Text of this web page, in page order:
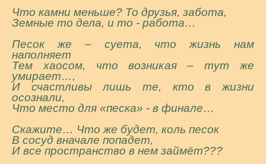
Что камни меньше? То друзья, забота,
Земные то дела, и то - работа…
Песок же – суета, что жизнь нам
наполняет
Тем хаосом, что возникая – тут же
умирает…,
И счастливы лишь те, кто в жизни
осознали,
Что место для «песка» - в финале…
Скажите… Что же будет, коль песок
В сосуд вначале попадет,
И все пространство в нем займёт???